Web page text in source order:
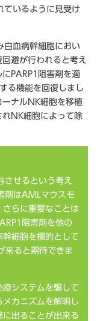
ているように見受け
白血病幹細胞におい
避が行われると考え
PARP1阻害剤を適
る機能を回復しまし
ーナルNK細胞を移植
れNK細胞によって除
させるという考え
剤はAMLマウスモ
らに重要なことは
阻害剤を他の
細胞を標的として
来ると期待できま
疫システムを騙して
カニズムを解明し
出ることが出来る